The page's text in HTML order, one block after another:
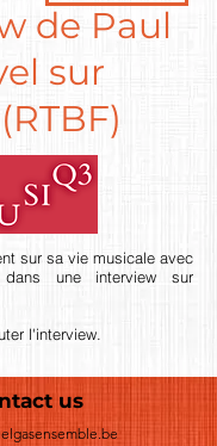
de Paul
sur
sur sa vie musicale avec
dans une interview sur
l'interview.
us